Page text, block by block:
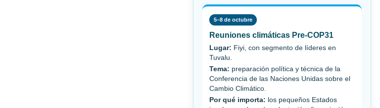
5–8 de octubre
Reuniones climáticas Pre-COP31
Lugar: Fiyi, con segmento de líderes en
Tuvalu.
Tema: preparación política y técnica de la
Conferencia de las Naciones Unidas sobre el
Cambio Climático.
Por qué importa: los pequeños Estados